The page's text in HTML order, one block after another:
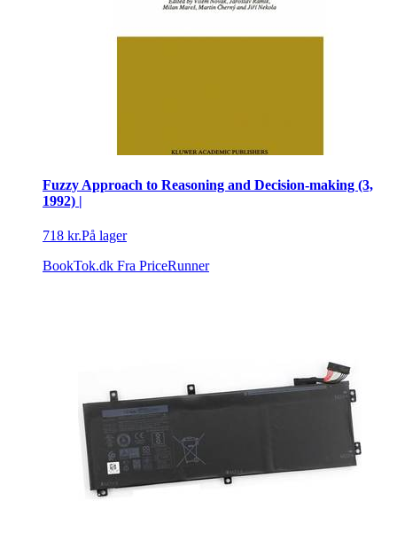
Fuzzy Approach to Reasoning and Decision-making (3,
1992) |
718 kr.På lager
BookTok.dk Fra PriceRunner